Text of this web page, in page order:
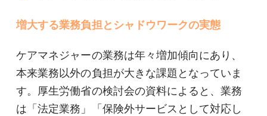
増大する業務負担とシャドウワークの実態
ケアマネジャーの業務は年々増加傾向にあり、
本来業務以外の負担が大きな課題となっていま
す。厚生労働省の検討会の資料によると、業務
は「法定業務」「保険外サービスとして対応し